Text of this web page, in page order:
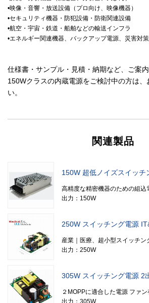
•映像・音響・放送設備（プロ向け、映像機器）
•セキュリティ機器・防犯設備・防衛関連設備
•航空・宇宙・鉄道・船舶などの輸送インフラ
•エネルギー関連機器、バックアップ電源、災害対
仕様書・サンプル・見積・納期など、ご案内
150Wクラスの内蔵電源をご検討中の方は、
い。
関連製品
150W 超低ノイズスイッチ
高精度な精密機器のための組込
出力：150W
250W スイッチング電源
産業｜医療、超小型スイッチン
出力：250W
305W スイッチング電源 2
２MOPPに適合した電源 ファン